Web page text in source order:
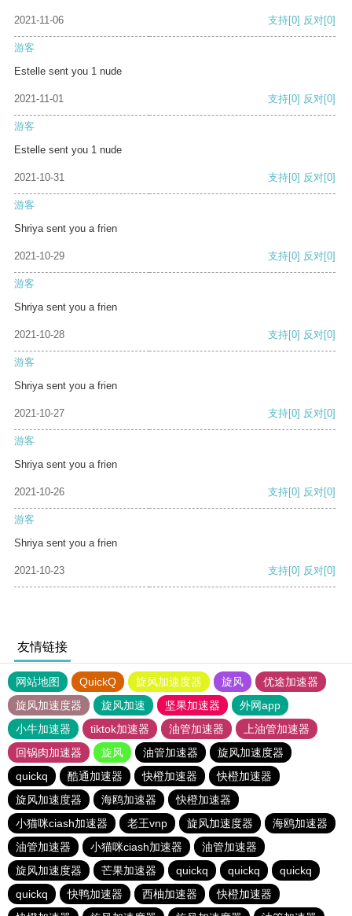
2021-11-06 支持[0] 反对[0]
游客
Estelle sent you 1 nude
2021-11-01 支持[0] 反对[0]
游客
Estelle sent you 1 nude
2021-10-31 支持[0] 反对[0]
游客
Shriya sent you a frien
2021-10-29 支持[0] 反对[0]
游客
Shriya sent you a frien
2021-10-28 支持[0] 反对[0]
游客
Shriya sent you a frien
2021-10-27 支持[0] 反对[0]
游客
Shriya sent you a frien
2021-10-26 支持[0] 反对[0]
游客
Shriya sent you a frien
2021-10-23 支持[0] 反对[0]
友情链接
网站地图 QuickQ 旋风加速度器 旋风
优途加速器
旋风加速度器
旋风加速 坚果加速器
外网app
小牛加速器
tiktok加速器 油管加速器
上油管加速器
回锅肉加速器
旋风 油管加速器
旋风加速度器
quickq
酷通加速器 快橙加速器
快橙加速器
旋风加速度器
海鸥加速器
快橙加速器
小猫咪ciash加速器
老王vnp 旋风加速度器
海鸥加速器
油管加速器
小猫咪ciash加速器
油管加速器
旋风加速度器
芒果加速器 quickq quickq
quickq
quickq
快鸭加速器 西柚加速器
快橙加速器